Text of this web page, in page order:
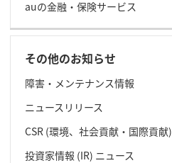
auの金融・保険サービス
その他のお知らせ
障害・メンテナンス情報
ニュースリリース
CSR (環境、社会貢献・国際貢献)
投資家情報 (IR) ニュース